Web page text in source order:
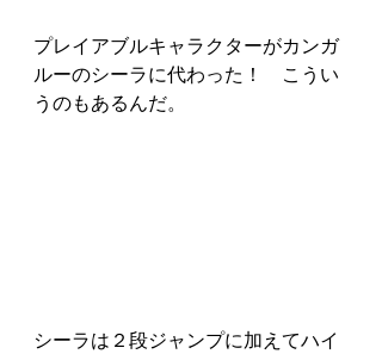
プレイアブルキャラクターがカンガ
ルーのシーラに代わった！　こうい
うのもあるんだ。
シーラは２段ジャンプに加えてハイ